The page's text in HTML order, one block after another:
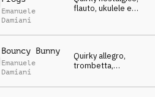
Emanuele
Damiani
flauto, ukulele e
Bouncy Bunny
Emanuele
Damiani
Quirky allegro,
trombetta,
flauti, spensierato e